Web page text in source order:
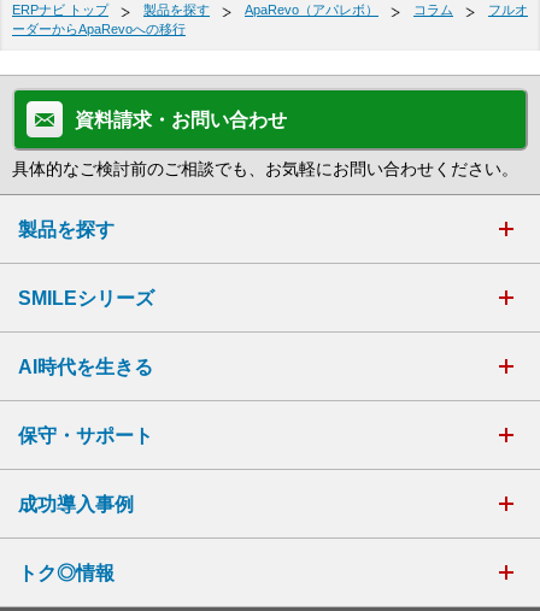
ERPナビ トップ 製品を探す ApaRevo（アパレボ） コラム
フルオ
ーダーからApaRevoへの移行
資料請求・お問い合わせ
具体的なご検討前のご相談でも、お気軽にお問い合わせください。
製品を探す
SMILEシリーズ
AI時代を生きる
保守・サポート
成功導入事例
トク◎情報